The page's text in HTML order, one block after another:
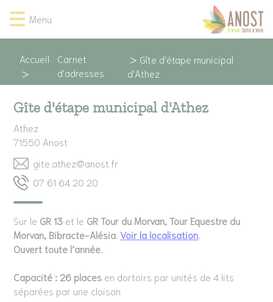
d'accès
menu
d'accès
contenu
principal
d'accès
recherche
d'accèsMenu
Accueil
Carnet
d'adresses
Gîte d'étape municipal
d'Athez
Gîte d'étape municipal d'Athez
Athez
71550 Anost
rf.tsona@zehta.etig
02 02 46 16 70
Sur le GR 13 et le GR Tour du Morvan, Tour Equestre du
Morvan, Bibracte-Alésia. Voir la localisation
Ouvert toute l’année.
Capacité : 26 places en dortoirs par unités de 4 lits
séparées par une cloison